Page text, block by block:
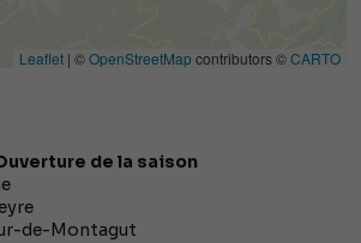
Leaflet | ©OpenStreetMap contributors ©CARTO
de la saison
de-Montagut